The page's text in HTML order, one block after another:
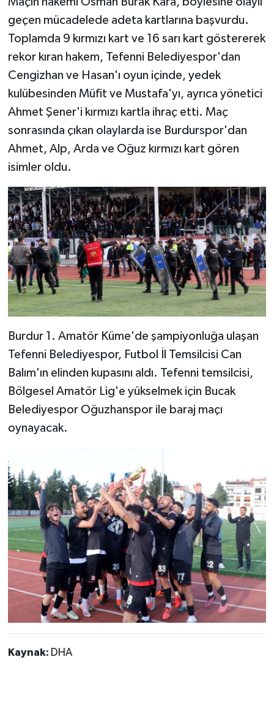
geçen mücadelede adeta kartlarına başvurdu.
Toplamda 9 kırmızı kart ve 16 sarı kart göstererek
rekor kıran hakem, Tefenni Belediyespor'dan
Cengizhan ve Hasan'ı oyun içinde, yedek
kulübesinden Müfit ve Mustafa'yı, ayrıca yönetici
Ahmet Şener'i kırmızı kartla ihraç etti. Maç
sonrasında çıkan olaylarda ise Burdurspor'dan
Ahmet, Alp, Arda ve Oğuz kırmızı kart gören
isimler oldu.
Burdur 1. Amatör Küme'de şampiyonluğa ulaşan
Tefenni Belediyespor, Futbol İl Temsilcisi Can
Balım'ın elinden kupasını aldı. Tefenni temsilcisi,
Bölgesel Amatör Lig'e yükselmek için Bucak
Belediyespor Oğuzhanspor ile baraj maçı
oynayacak.
Kaynak: DHA